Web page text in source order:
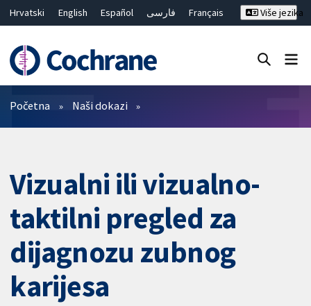
Hrvatski English Español فارسی
Français
繁體中文
简体中文
Više jezika
Prečistači
Početna Naši dokazi
Vizualni ili vizualno-
taktilni pregled za
dijagnozu zubnog
karijesa